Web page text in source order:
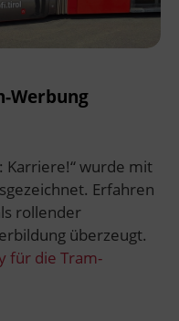
Werbung
Karriere!“ wurde mit
Erfahren
rollender
überzeugt.
für die Tram-